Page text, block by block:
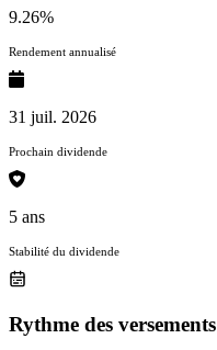
9.26%
Rendement annualisé
31 juil. 2026
Prochain dividende
5 ans
Stabilité du dividende
Rythme des versements